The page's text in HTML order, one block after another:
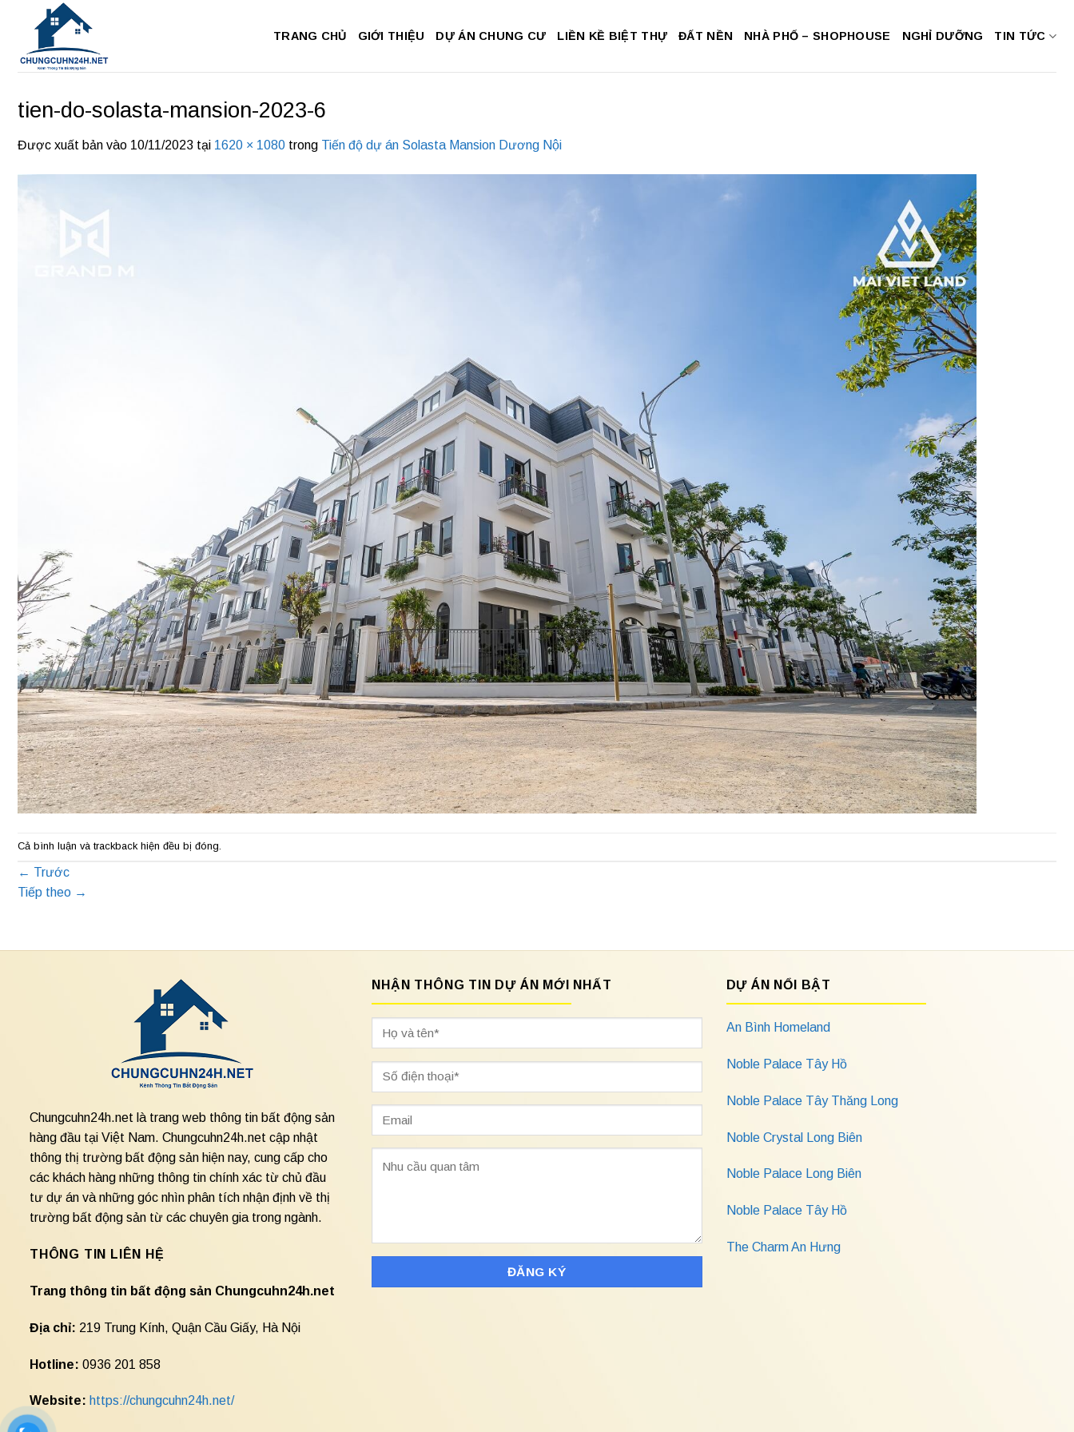
dung
TRANG CHỦ GIỚI THIỆU DỰ ÁN CHUNG CƯ LIỀN KỀ BIỆT THỰ ĐẤT NỀN NHÀ PHỐ – SHOPHOUSE NGHỈ DƯỠNG TIN TỨC
tien-do-solasta-mansion-2023-6
Được xuất bản vào 10/11/2023 tại 1620 × 1080 trong Tiến độ dự án Solasta Mansion Dương Nội
Cả bình luận và trackback hiện đều bị đóng.
← Trước
Tiếp theo →
Chungcuhn24h.net là trang web thông tin bất động sản
hàng đầu tại Việt Nam. Chungcuhn24h.net cập nhật
thông thị trường bất động sản hiện nay, cung cấp cho
các khách hàng những thông tin chính xác từ chủ đầu
tư dự án và những góc nhìn phân tích nhận định về thị
trường bất động sản từ các chuyên gia trong ngành.
THÔNG TIN LIÊN HỆ
Trang thông tin bất động sản Chungcuhn24h.net
Địa chỉ: 219 Trung Kính, Quận Cầu Giấy, Hà Nội
Hotline: 0936 201 858
Website: https://chungcuhn24h.net/
NHẬN THÔNG TIN DỰ ÁN MỚI NHẤT DỰ ÁN NỔI BẬT
An Bình Homeland
Noble Palace Tây Hồ
Noble Palace Tây Thăng Long
Noble Crystal Long Biên
Noble Palace Long Biên
Noble Palace Tây Hồ
The Charm An Hưng